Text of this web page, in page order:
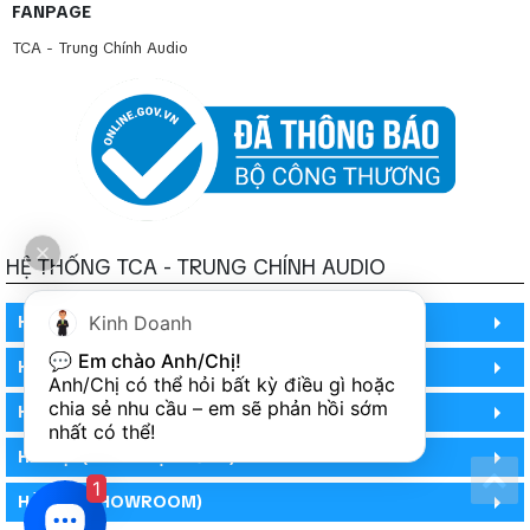
FANPAGE
TCA - Trung Chính Audio
HỆ THỐNG TCA - TRUNG CHÍNH AUDIO
HỒ CHÍ MINH
HỒ CHÍ MINH
HỒ CHÍ MINH (PHÒNG BẢO HÀNH)
HÀ NỘI (DEMO HỆ THỐNG)
HÀ NỘI (SHOWROOM)
Kinh Doanh
💬 Em chào Anh/Chị!
Anh/Chị có thể hỏi bất kỳ điều gì hoặc
chia sẻ nhu cầu – em sẽ phản hồi sớm
nhất có thể!
1